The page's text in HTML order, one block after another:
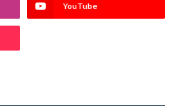
YouTube